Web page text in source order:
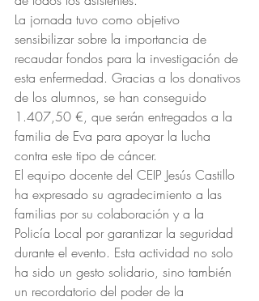
La jornada tuvo como objetivo
sensibilizar sobre la importancia de
recaudar fondos para la investigación de
esta enfermedad. Gracias a los donativos
de los alumnos, se han conseguido
1.407,50 €, que serán entregados a la
familia de Eva para apoyar la lucha
contra este tipo de cáncer.
El equipo docente del CEIP Jesús Castillo
ha expresado su agradecimiento a las
familias por su colaboración y a la
Policía Local por garantizar la seguridad
durante el evento. Esta actividad no solo
ha sido un gesto solidario, sino también
un recordatorio del poder de la